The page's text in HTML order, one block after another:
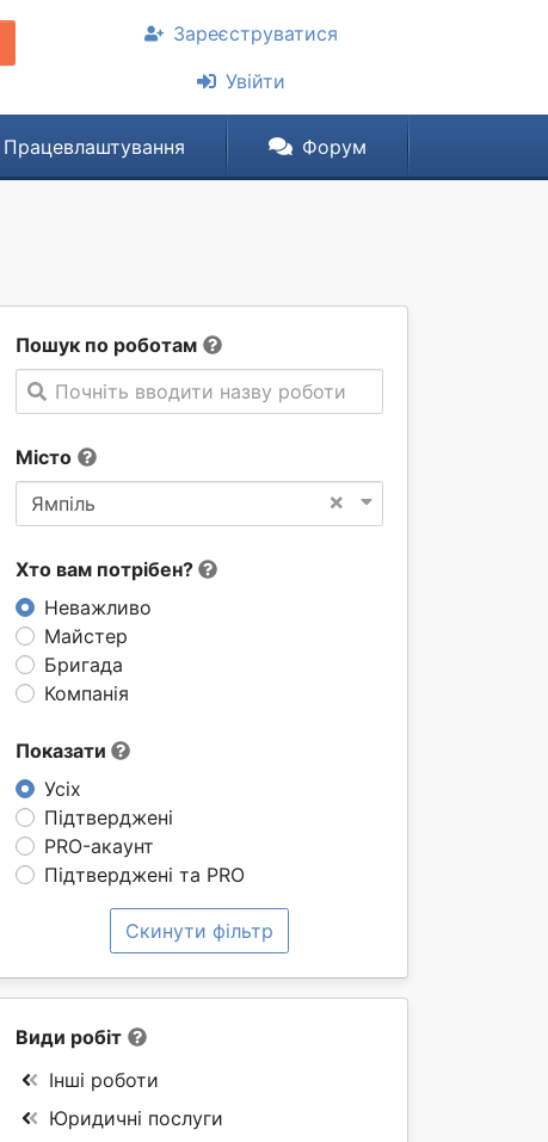
Зареєструватися
Увійти
Працевлаштування Форум
Пошук по роботам
Почніть вводити назву роботи
Місто
×
Ямпіль
Хто вам потрібен?
Неважливо
Майстер
Бригада
Компанія
Показати
Усіх
Підтверджені
PRO-акаунт
Підтверджені та PRO
Скинути фільтр
Види робіт
Інші роботи
Юридичні послуги